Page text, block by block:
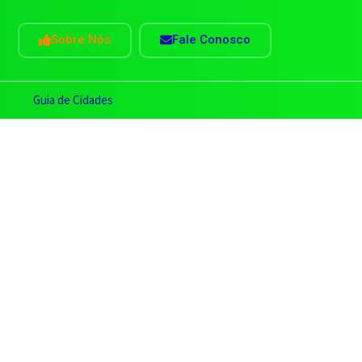
Sobre Nós Fale Conosco
Guia de Cidades